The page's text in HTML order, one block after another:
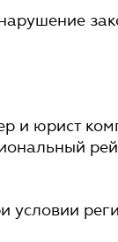
и юрист
условии